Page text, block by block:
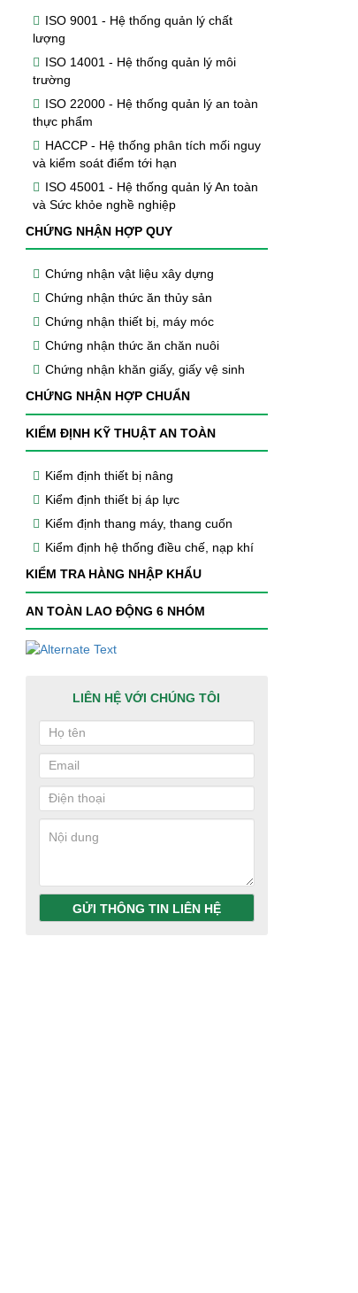
ISO 9001 - Hệ thống quản lý chất
lượng
ISO 14001 - Hệ thống quản lý môi
trường
ISO 22000 - Hệ thống quản lý an toàn
thực phẩm
HACCP - Hệ thống phân tích mối nguy
và kiểm soát điểm tới hạn
ISO 45001 - Hệ thống quản lý An toàn
và Sức khỏe nghề nghiệp
CHỨNG NHẬN HỢP QUY
Chứng nhận vật liệu xây dựng
Chứng nhận thức ăn thủy sản
Chứng nhận thiết bị, máy móc
Chứng nhận thức ăn chăn nuôi
Chứng nhận khăn giấy, giấy vệ sinh
CHỨNG NHẬN HỢP CHUẨN
KIỂM ĐỊNH KỸ THUẬT AN TOÀN
Kiểm định thiết bị nâng
Kiểm định thiết bị áp lực
Kiểm định thang máy, thang cuốn
Kiểm định hệ thống điều chế, nạp khí
KIỂM TRA HÀNG NHẬP KHẨU
AN TOÀN LAO ĐỘNG 6 NHÓM
LIÊN HỆ VỚI CHÚNG TÔI
GỬI THÔNG TIN LIÊN HỆ